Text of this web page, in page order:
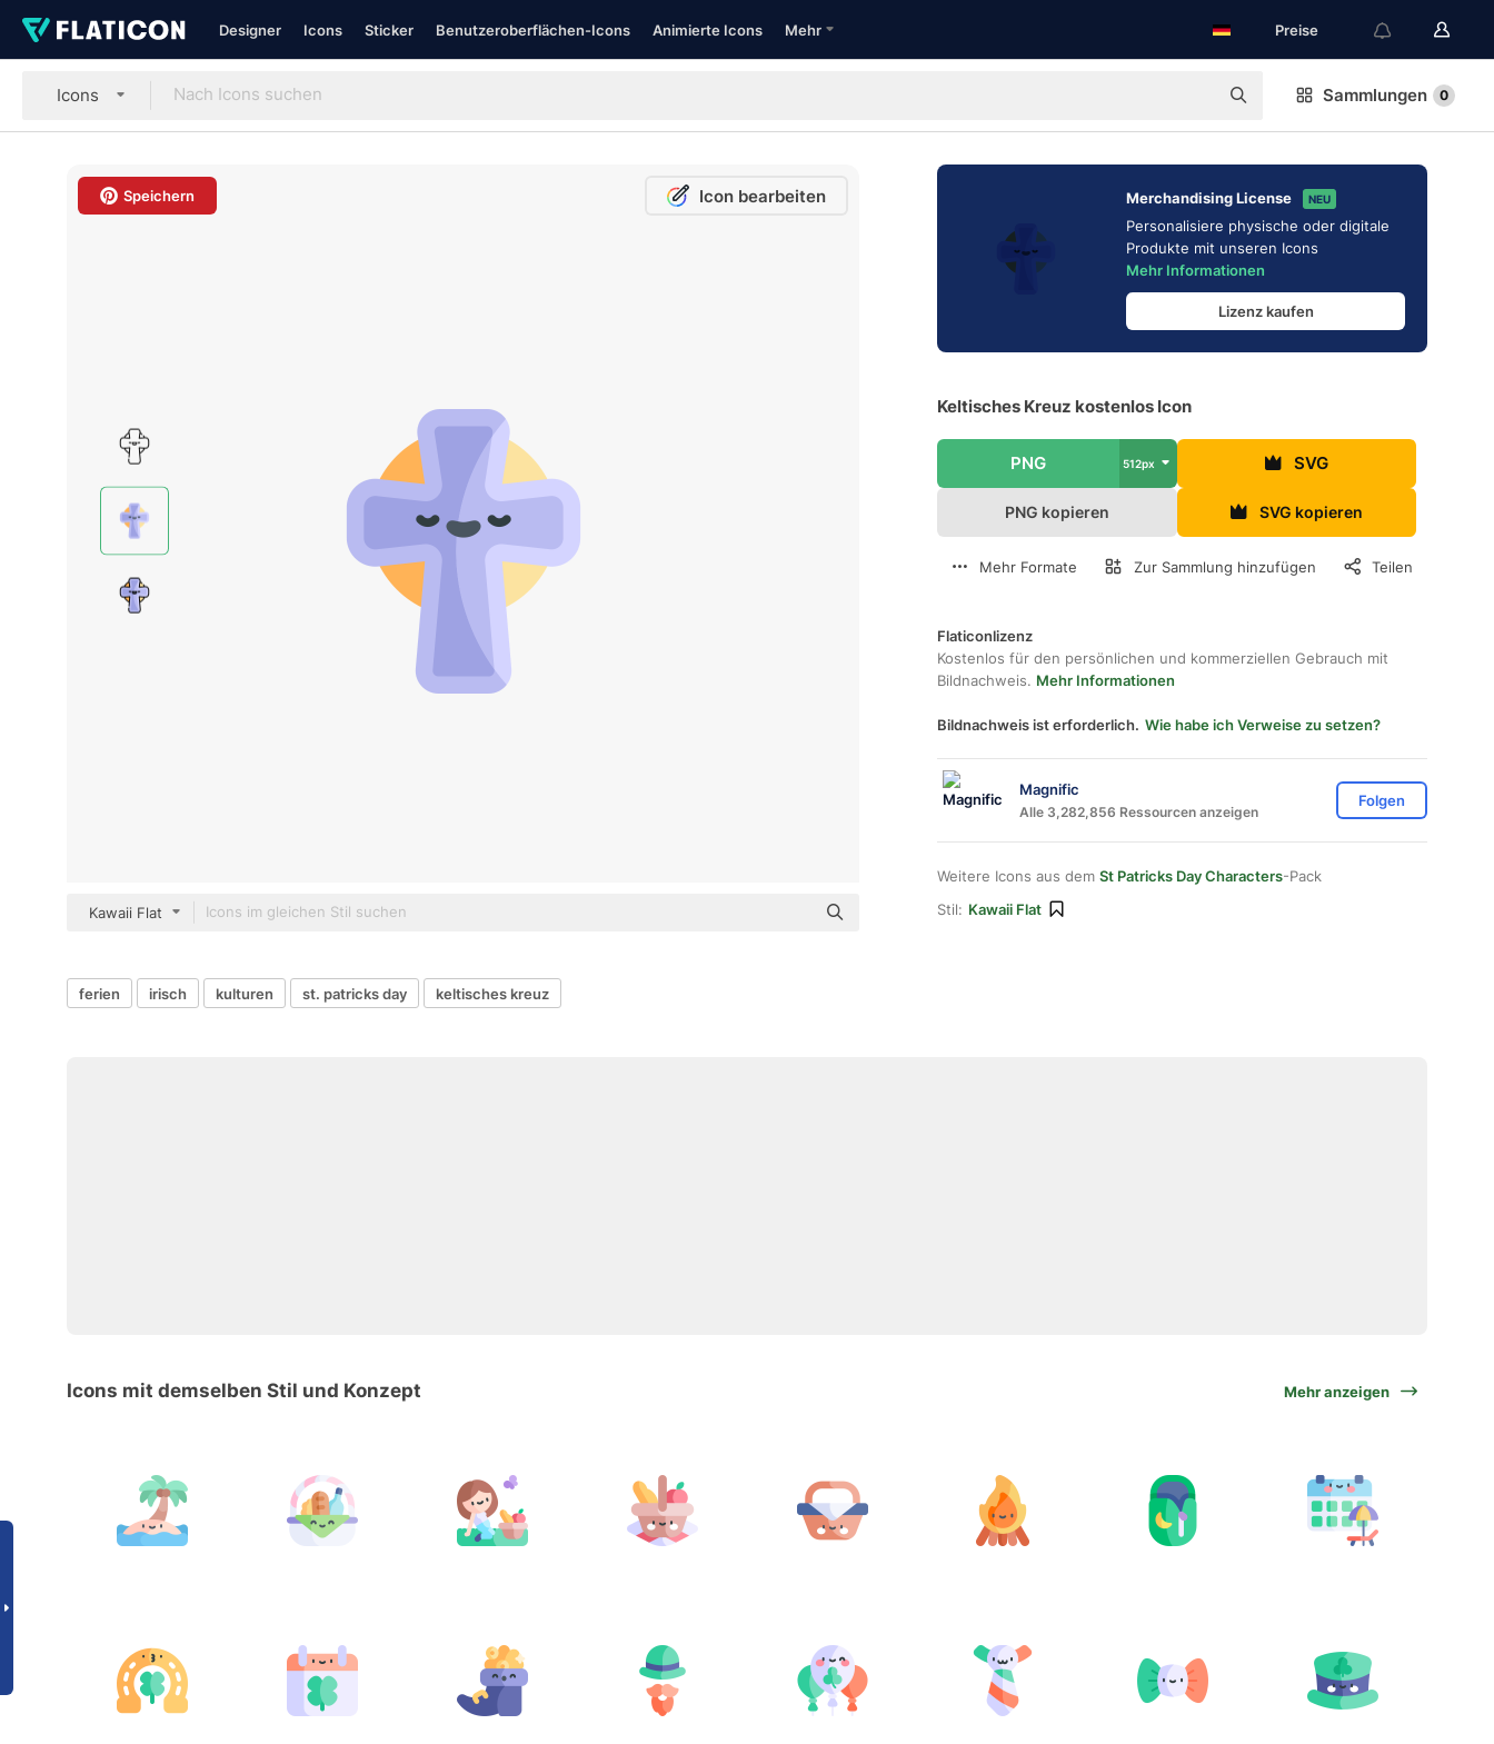
Designer Icons Sticker Benutzeroberflächen-Icons Animierte Icons Mehr Preise
Icons Sammlungen 0
Speichern Icon bearbeiten
Kawaii Flat
Merchandising License NEU
Personalisiere physische oder digitale
Produkte mit unseren Icons
Mehr Informationen
Lizenz kaufen
Keltisches Kreuz kostenlos Icon
PNG 512px SVG
PNG kopieren SVG kopieren
Mehr Formate Zur Sammlung hinzufügen Teilen
Flaticonlizenz
Kostenlos für den persönlichen und kommerziellen Gebrauch mit
Bildnachweis. Mehr Informationen
Bildnachweis ist erforderlich. Wie habe ich Verweise zu setzen?
Magnific
Alle 3,282,856 Ressourcen anzeigen
Folgen
Weitere Icons aus dem St Patricks Day Characters-Pack
Stil: Kawaii Flat
ferien irisch kulturen st. patricks day keltisches kreuz
Icons mit demselben Stil und Konzept Mehr anzeigen